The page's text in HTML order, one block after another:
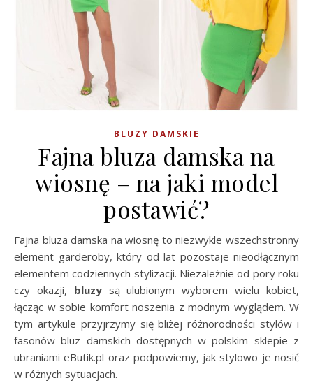
BLUZY DAMSKIE
Fajna bluza damska na
wiosnę – na jaki model
postawić?
Fajna bluza damska na wiosnę to niezwykle wszechstronny
element garderoby, który od lat pozostaje nieodłącznym
elementem codziennych stylizacji. Niezależnie od pory roku
czy okazji, bluzysą ulubionym wyborem wielu kobiet,
łącząc w sobie komfort noszenia z modnym wyglądem. W
tym artykule przyjrzymy się bliżej różnorodności stylów i
fasonów bluz damskich dostępnych w polskim sklepie z
ubraniami eButik.pl oraz podpowiemy, jak stylowo je nosić
w różnych sytuacjach.